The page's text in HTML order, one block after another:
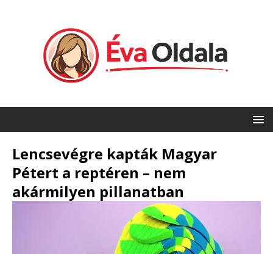
Lencsevégre kapták Magyar
Pétert a reptéren – nem
akármilyen pillanatban